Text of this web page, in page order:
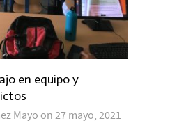
en equipo y
Mayo on 27 mayo, 2021